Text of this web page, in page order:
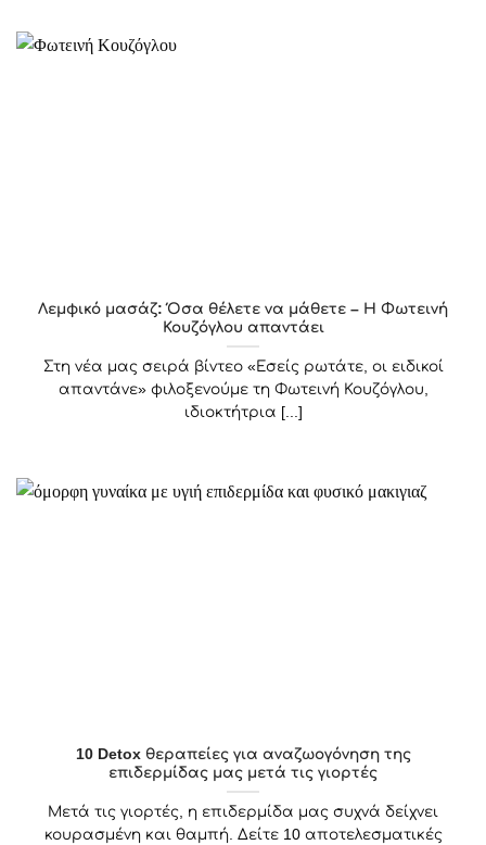
Λεμφικό μασάζ: Όσα θέλετε να μάθετε – Η Φωτεινή
Κουζόγλου απαντάει
Στη νέα μας σειρά βίντεο «Εσείς ρωτάτε, οι ειδικοί
απαντάνε» φιλοξενούμε τη Φωτεινή Κουζόγλου,
ιδιοκτήτρια [...]
10 Detox θεραπείες για αναζωογόνηση της
επιδερμίδας μας μετά τις γιορτές
Μετά τις γιορτές, η επιδερμίδα μας συχνά δείχνει
κουρασμένη και θαμπή. Δείτε 10 αποτελεσματικές